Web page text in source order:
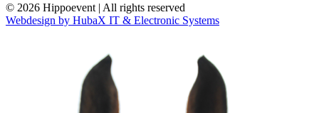
© 2026 Hippoevent | All rights reserved
Webdesign by HubaX IT & Electronic Systems